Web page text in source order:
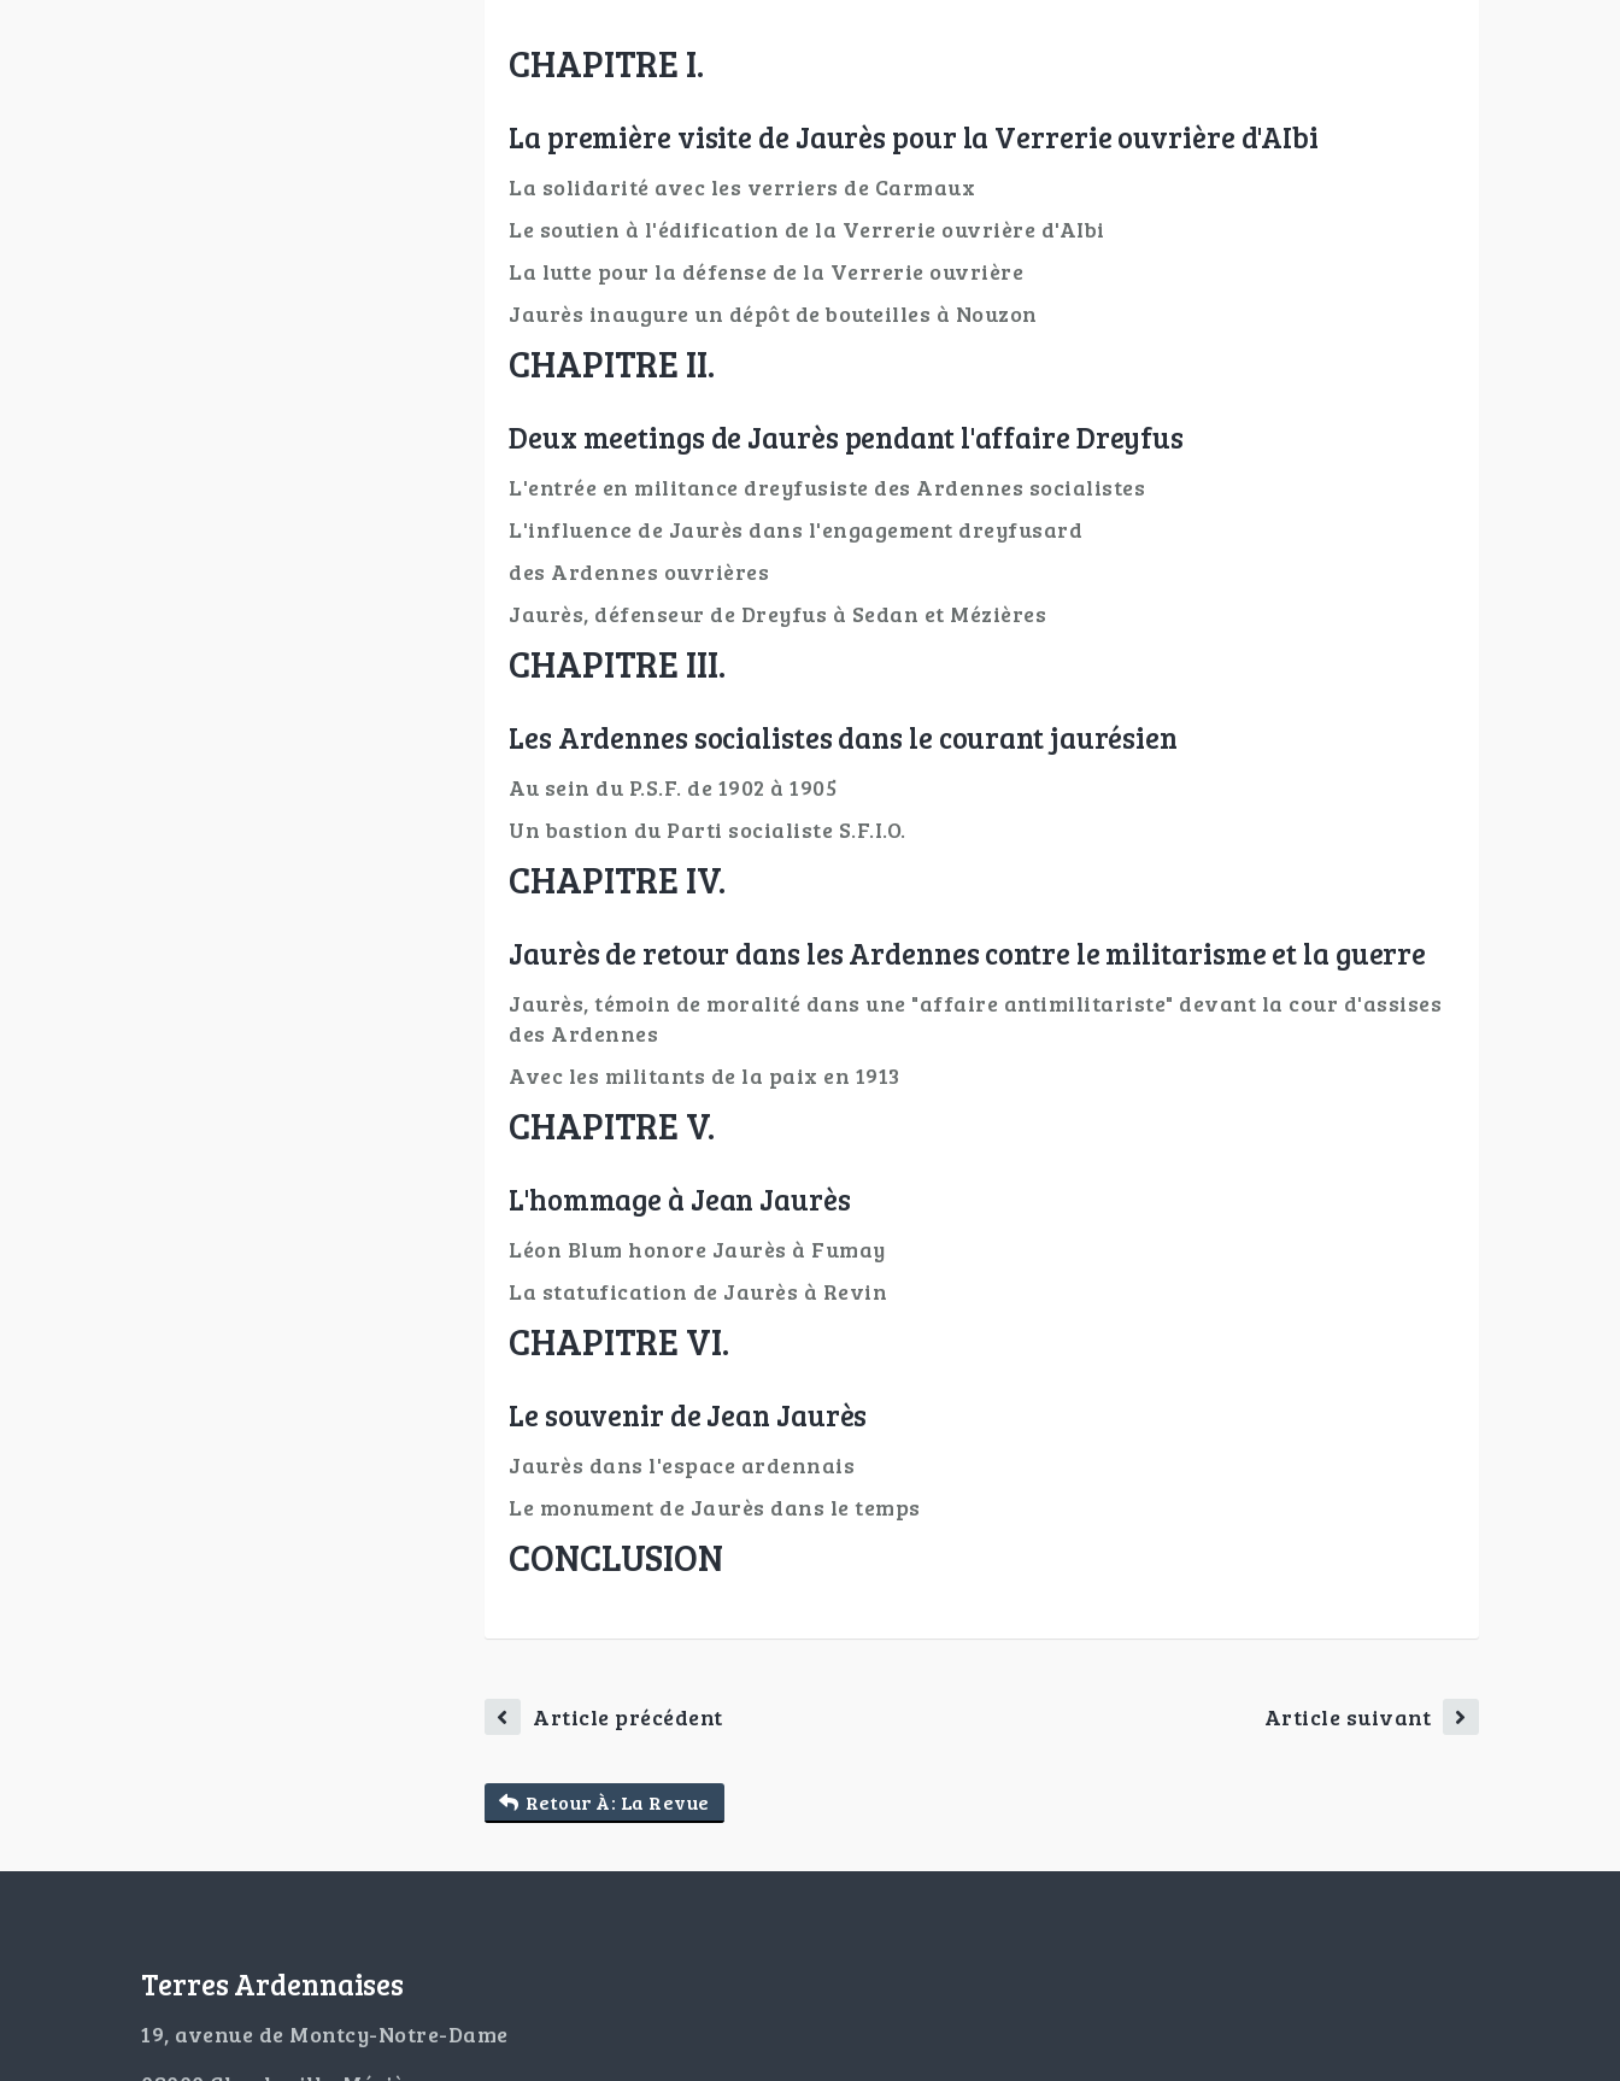
CHAPITRE I.
La première visite de Jaurès pour la Verrerie ouvrière d'AIbi
La solidarité avec les verriers de Carmaux
Le soutien à l'édification de la Verrerie ouvrière d'AIbi
La lutte pour la défense de la Verrerie ouvrière
Jaurès inaugure un dépôt de bouteilles à Nouzon
CHAPITRE II.
Deux meetings de Jaurès pendant l'affaire Dreyfus
L'entrée en militance dreyfusiste des Ardennes socialistes
L'influence de Jaurès dans l'engagement dreyfusard
des Ardennes ouvrières
Jaurès, défenseur de Dreyfus à Sedan et Mézières
CHAPITRE III.
Les Ardennes socialistes dans le courant jaurésien
Au sein du P.S.F. de 1902 à 1905
Un bastion du Parti socialiste S.F.I.O.
CHAPITRE IV.
Jaurès de retour dans les Ardennes contre le militarisme et la guerre
Jaurès, témoin de moralité dans une "affaire antimilitariste" devant la cour d'assises
des Ardennes
Avec les militants de la paix en 1913
CHAPITRE V.
L'hommage à Jean Jaurès
Léon Blum honore Jaurès à Fumay
La statufication de Jaurès à Revin
CHAPITRE VI.
Le souvenir de Jean Jaurès
Jaurès dans l'espace ardennais
Le monument de Jaurès dans le temps
CONCLUSION
Article précédent Article suivant
Retour À: La Revue
Terres Ardennaises
19, avenue de Montcy-Notre-Dame